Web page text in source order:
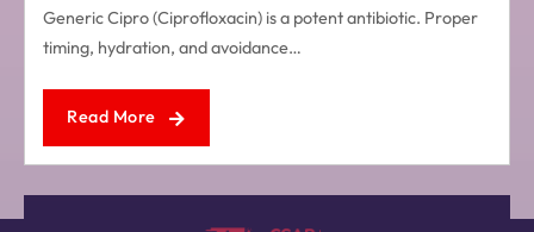
Generic Cipro (Ciprofloxacin) is a potent antibiotic. Proper
timing, hydration, and avoidance…
Read More